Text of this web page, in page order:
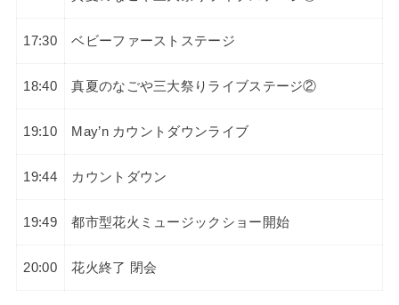
17:30 ベビーファーストステージ
18:40 真夏のなごや三大祭りライブステージ②
19:10 May’n カウントダウンライブ
19:44 カウントダウン
19:49 都市型花火ミュージックショー開始
20:00 花火終了 閉会